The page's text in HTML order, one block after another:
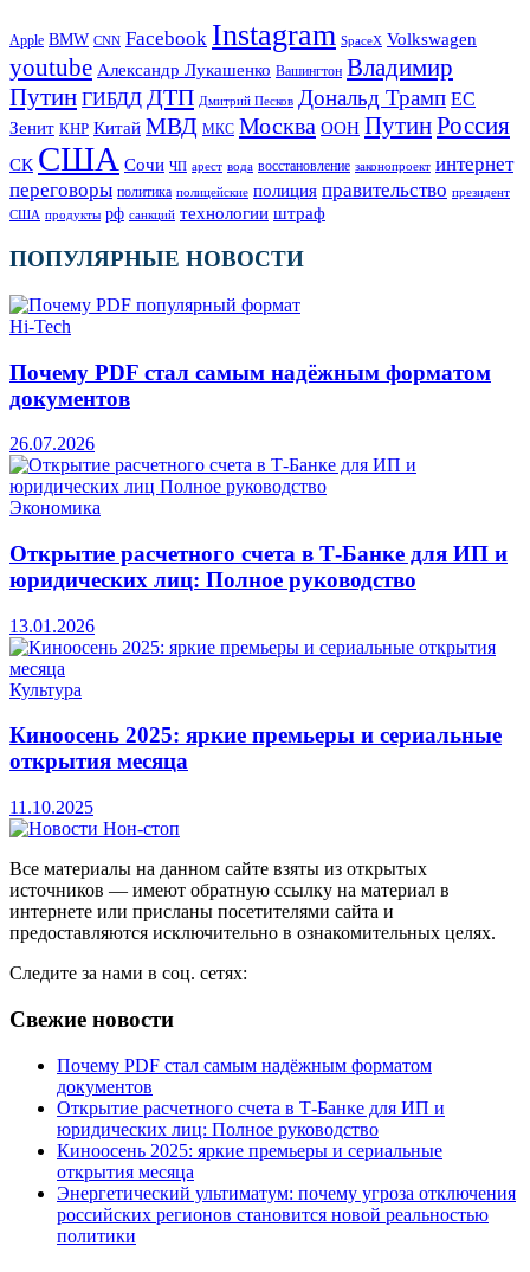
Apple BMW CNN Facebook Instagram SpaceX Volkswagen
youtube Александр Лукашенко Вашингтон Владимир
Путин ГИБДД ДТП Дмитрий Песков Дональд Трамп ЕС
Зенит КНР Китай МВД МКС Москва ООН ПутинРоссия
СК США Сочи ЧП арест вода восстановление законопроект интернет
переговоры политика полицейские полиция правительство президент
США продукты рф санкций технологии штраф
ПОПУЛЯРНЫЕ НОВОСТИ
Hi-Tech
Почему PDF стал самым надёжным форматом
документов
26.07.2026
Экономика
Открытие расчетного счета в Т-Банке для ИП и
юридических лиц: Полное руководство
13.01.2026
Культура
Киноосень 2025: яркие премьеры и сериальные
открытия месяца
11.10.2025
Все материалы на данном сайте взяты из открытых
источников — имеют обратную ссылку на материал в
интернете или присланы посетителями сайта и
предоставляются исключительно в ознакомительных целях.
Следите за нами в соц. сетях:
Свежие новости
Почему PDF стал самым надёжным форматом
документов
Открытие расчетного счета в Т-Банке для ИП и
юридических лиц: Полное руководство
Киноосень 2025: яркие премьеры и сериальные
открытия месяца
Энергетический ультиматум: почему угроза отключения
российских регионов становится новой реальностью
политики